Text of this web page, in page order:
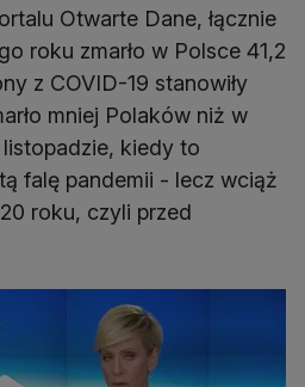
Otwarte Dane, łącznie
roku zmarło w Polsce 41,2
z COVID-19 stanowiły
mniej Polaków niż w
kiedy to
falę pandemii - lecz wciąż
roku, czyli przed